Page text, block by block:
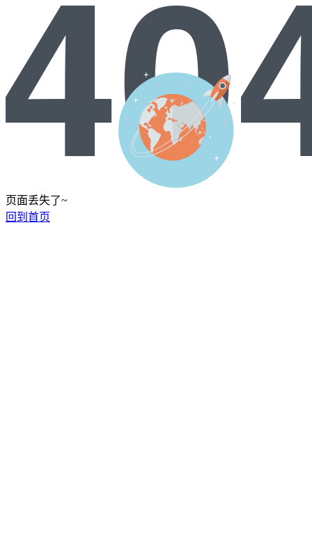
页面丢失了~
回到首页